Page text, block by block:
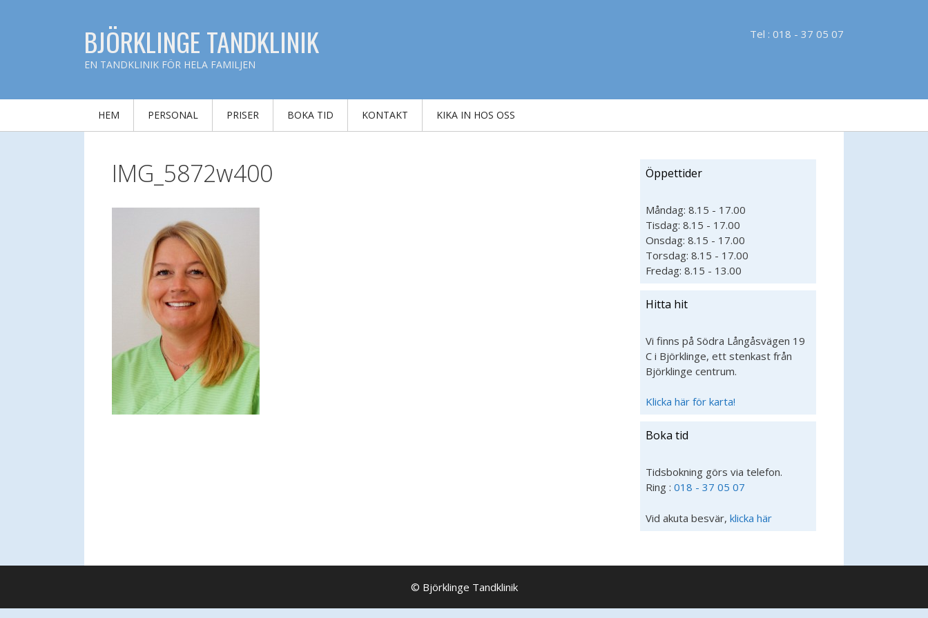
Tel : 018 - 37 05 07
BJÖRKLINGE TANDKLINIK
EN TANDKLINIK FÖR HELA FAMILJEN
HEM PERSONAL PRISER BOKA TID KONTAKT KIKA IN HOS OSS
IMG_5872w400 Öppettider
Måndag: 8.15 - 17.00
Tisdag: 8.15 - 17.00
Onsdag: 8.15 - 17.00
Torsdag: 8.15 - 17.00
Fredag: 8.15 - 13.00
Hitta hit
Vi finns på Södra Långåsvägen 19
C i Björklinge, ett stenkast från
Björklinge centrum.
Klicka här för karta!
Boka tid
Tidsbokning görs via telefon.
Ring : 018 - 37 05 07
Vid akuta besvär, klicka här
© Björklinge Tandklinik